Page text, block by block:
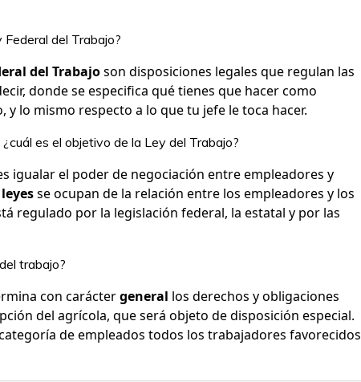
del Trabajo?
del Trabajoson disposiciones legales que regulan las
donde se especifica qué tienes que hacer como
y lo mismo respecto a lo que tu jefe le toca hacer.
es el objetivo de la Ley del Trabajo?
igualar el poder de negociación entre empleadores y
leyesse ocupan de la relación entre los empleadores y los
regulado por la legislación federal, la estatal y por las
trabajo?
con caráctergeneral los derechos y obligaciones
del agrícola, que será objeto de disposición especial.
de empleados todos los trabajadores favorecidos